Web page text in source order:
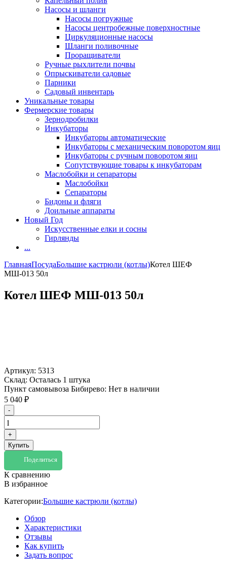
Насосы и шланги
Насосы погружные
Насосы центробежные поверхностные
Циркуляционные насосы
Шланги поливочные
Проращиватели
Ручные рыхлители почвы
Опрыскиватели садовые
Парники
Садовый инвентарь
Уникальные товары
Фермерские товары
Зернодробилки
Инкубаторы
Инкубаторы автоматические
Инкубаторы с механическим поворотом яиц
Инкубаторы с ручным поворотом яиц
Сопутствующие товары к инкубаторам
Маслобойки и сепараторы
Маслобойки
Сепараторы
Бидоны и фляги
Доильные аппараты
Новый Год
Искусственные елки и сосны
Гирлянды
...
ГлавнаяПосудаБольшие кастрюли (котлы)Котел ШЕФ
МШ-013 50л
Котел ШЕФ МШ-013 50л
Артикул: 5313
Склад: Осталась 1 штука
Пункт самовывоза Бибирево: Нет в наличии
5 040 ₽
-
+
Купить
Поделиться
К сравнению
В избранное
Категории:Большие кастрюли (котлы)
Обзор
Характеристики
Отзывы
Как купить
Задать вопрос